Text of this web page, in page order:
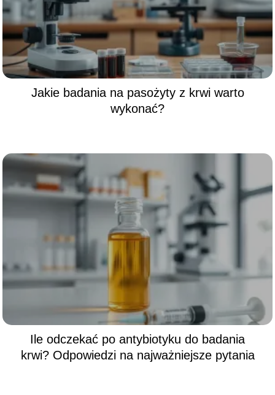
Jakie badania na pasożyty z krwi warto
wykonać?
Ile odczekać po antybiotyku do badania
krwi? Odpowiedzi na najważniejsze pytania